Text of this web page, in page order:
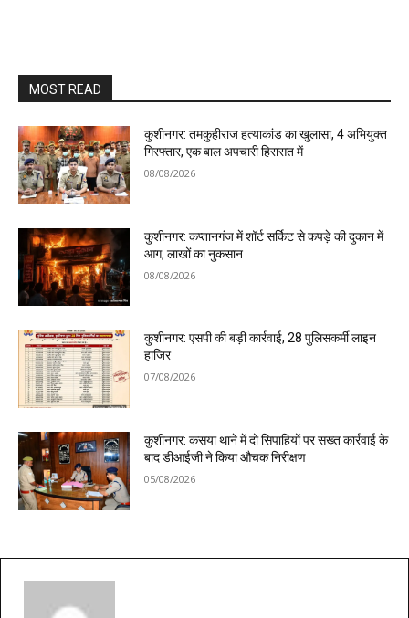
MOST READ
कुशीनगर: तमकुहीराज हत्याकांड का खुलासा, 4 अभियुक्त
गिरफ्तार, एक बाल अपचारी हिरासत में
08/08/2026
कुशीनगर: कप्तानगंज में शॉर्ट सर्किट से कपड़े की दुकान में
आग, लाखों का नुकसान
08/08/2026
कुशीनगर: एसपी की बड़ी कार्रवाई, 28 पुलिसकर्मी लाइन
हाजिर
07/08/2026
कुशीनगर: कसया थाने में दो सिपाहियों पर सख्त कार्रवाई के
बाद डीआईजी ने किया औचक निरीक्षण
05/08/2026